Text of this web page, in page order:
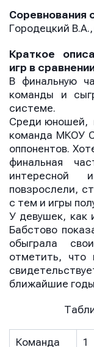
Соревнования
Городецкий
Краткое
игр в
В финальную
команды и
системе.
Среди юношей,
команда МКОУ
оппонентов.
финальная
интересной
повзрослели,
с тем и игры
У девушек, как
Бабстово
обыграла
отметить, что
ближайшие
Команда 1